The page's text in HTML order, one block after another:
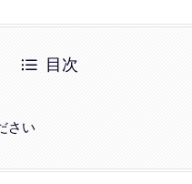
目次
さい